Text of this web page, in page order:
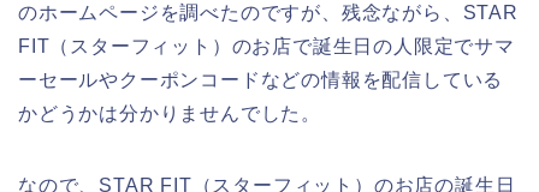
のホームページを調べたのですが、残念ながら、STAR
FIT（スターフィット）のお店で誕生日の人限定でサマ
ーセールやクーポンコードなどの情報を配信している
かどうかは分かりませんでした。
なので、STAR FIT（スターフィット）のお店の誕生日